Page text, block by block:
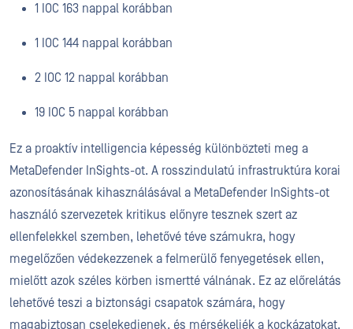
1 IOC 163 nappal korábban
1 IOC 144 nappal korábban
2 IOC 12 nappal korábban
19 IOC 5 nappal korábban
Ez a proaktív intelligencia képesség különbözteti meg a
MetaDefender InSights-ot. A rosszindulatú infrastruktúra korai
azonosításának kihasználásával a MetaDefender InSights-ot
használó szervezetek kritikus előnyre tesznek szert az
ellenfelekkel szemben, lehetővé téve számukra, hogy
megelőzően védekezzenek a felmerülő fenyegetések ellen,
mielőtt azok széles körben ismertté válnának. Ez az előrelátás
lehetővé teszi a biztonsági csapatok számára, hogy
magabiztosan cselekedjenek, és mérsékeljék a kockázatokat,